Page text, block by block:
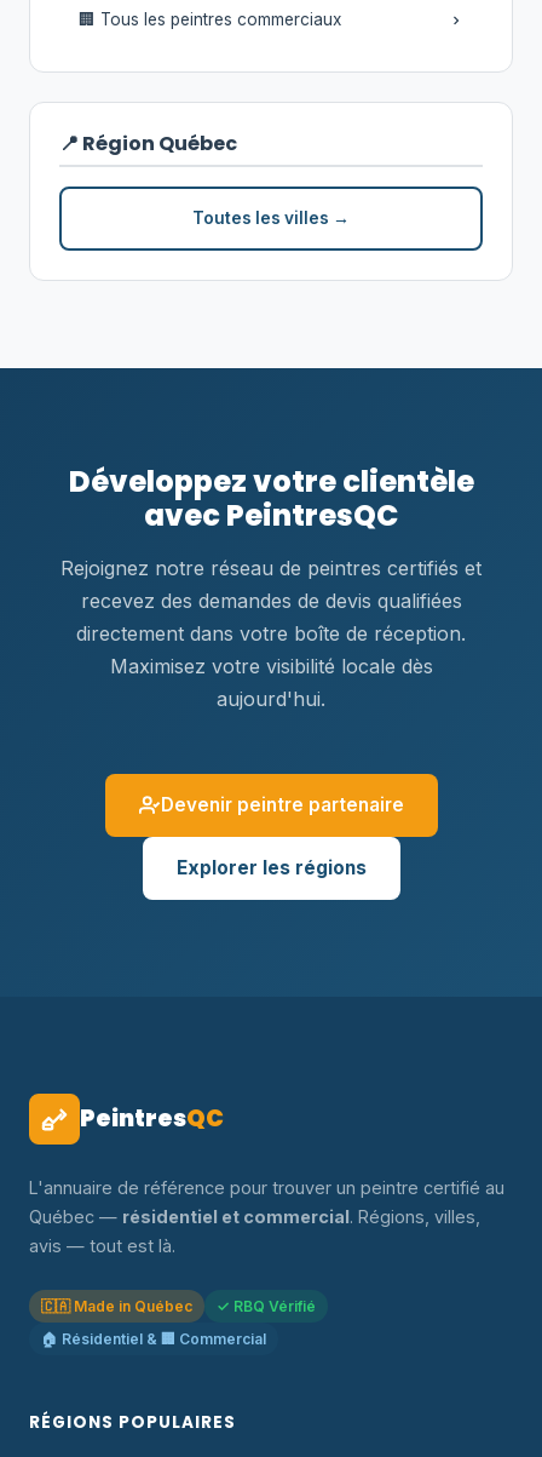
🏢 Tous les peintres commerciaux
📍 Région Québec
Toutes les villes →
Développez votre clientèle
avec PeintresQC
Rejoignez notre réseau de peintres certifiés et
recevez des demandes de devis qualifiées
directement dans votre boîte de réception.
Maximisez votre visibilité locale dès
aujourd'hui.
Devenir peintre partenaire
Explorer les régions
PeintresQC
L'annuaire de référence pour trouver un peintre certifié au
Québec — résidentiel et commercial. Régions, villes,
avis — tout est là.
🇨🇦 Made in Québec
✓ RBQ Vérifié
🏠 Résidentiel & 🏢 Commercial
RÉGIONS POPULAIRES